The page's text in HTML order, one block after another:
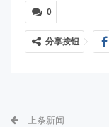
0
分享按钮
上条新闻